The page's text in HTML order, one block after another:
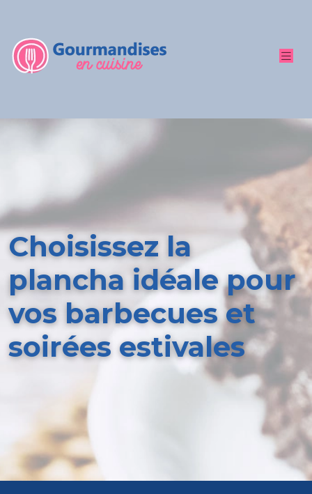
Choisissez la
plancha idéale pour
vos barbecues et
soirées estivales